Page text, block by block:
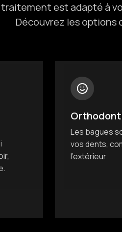
est adapté à
Découvrez les options
Les bagues
vos dents,
l'extérieur.